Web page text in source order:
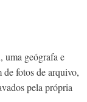
uma geógrafa e
de fotos de arquivo,
pela própria